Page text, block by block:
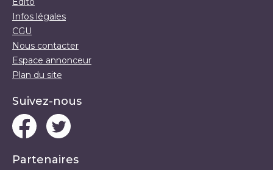
Infos légales
CGU
Nous contacter
Espace annonceur
Plan du site
Suivez-nous
Partenaires